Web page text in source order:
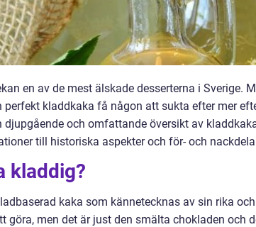
en av de mest älskade desserterna i Sverige.
kladdkaka få någon att sukta efter mer
djupgående och omfattande översikt av
till historiska aspekter och för- och
kladdig?
kaka som kännetecknas av sin rika
göra, men det är just den smälta chokladen och